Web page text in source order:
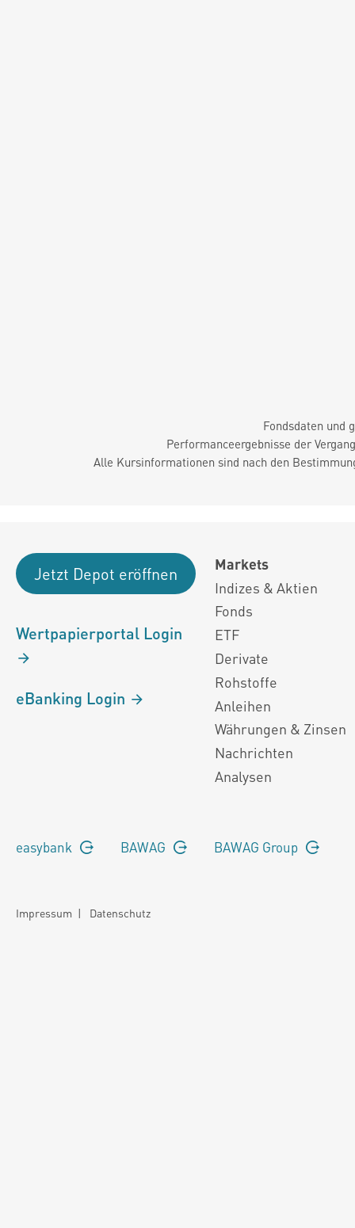
Fondsdaten und
Performanceergebnisse der
Alle Kursinformationen sind nach den
Jetzt Depot eröffnen
Wertpapierportal Login
eBanking Login
Markets
Indizes & Aktien
Fonds
ETF
Derivate
Rohstoffe
Anleihen
Währungen & Zinsen
Nachrichten
Analysen
easybank BAWAG BAWAG Group
Impressum | Datenschutz